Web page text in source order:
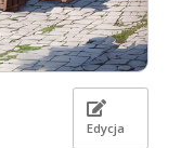
Edycja